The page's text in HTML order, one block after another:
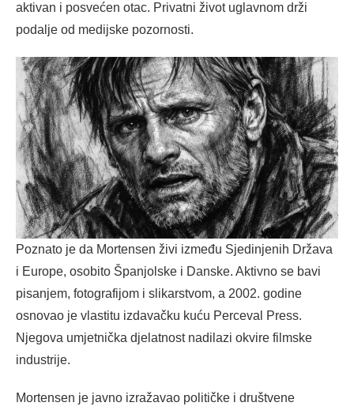
aktivan i posvećen otac. Privatni život uglavnom drži
podalje od medijske pozornosti.
Poznato je da Mortensen živi između Sjedinjenih Država
i Europe, osobito Španjolske i Danske. Aktivno se bavi
pisanjem, fotografijom i slikarstvom, a 2002. godine
osnovao je vlastitu izdavačku kuću Perceval Press.
Njegova umjetnička djelatnost nadilazi okvire filmske
industrije.
Mortensen je javno izražavao političke i društvene